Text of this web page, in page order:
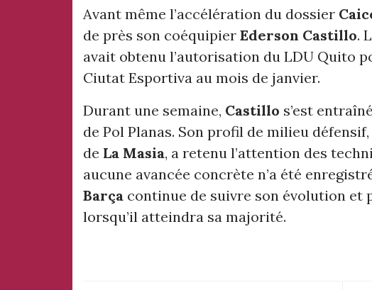
Avant même l’accélération du dossier
de près son coéquipier Ederson Castillo.
avait obtenu l’autorisation du LDU Quito
Ciutat Esportiva au mois de janvier.
Durant une semaine, Castillo s’est
de Pol Planas. Son profil de milieu
de La Masia, a retenu l’attention des
aucune avancée concrète n’a été
Barça continue de suivre son évolution et
lorsqu’il atteindra sa majorité.